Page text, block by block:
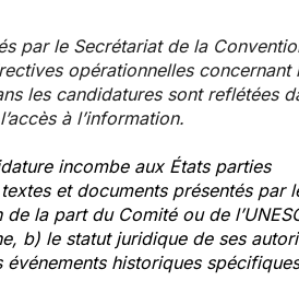
par le Secrétariat de la
opérationnelles concernant
les candidatures sont reflétées
à l’information.
incombe aux États parties
et documents présentés par
la part du Comité ou de
b) le statut juridique de ses
historiques